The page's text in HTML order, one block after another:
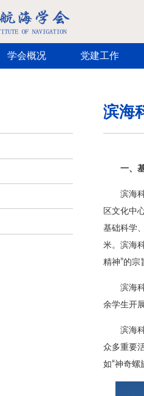
学会概况 党建工作
滨海
一、
滨海
区文化中
基础科学
米。滨海
精神”的宗
滨海
余学生开
滨海
众多重要
如“神奇螺